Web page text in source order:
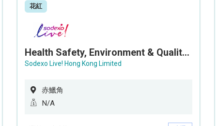
花紅
Health Safety, Environment & Quality Assurance Officer (Maternity cover – 5 months contract)
Sodexo Live! Hong Kong Limited
赤鱲角
N/A